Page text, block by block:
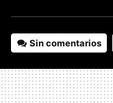
Sin comentarios